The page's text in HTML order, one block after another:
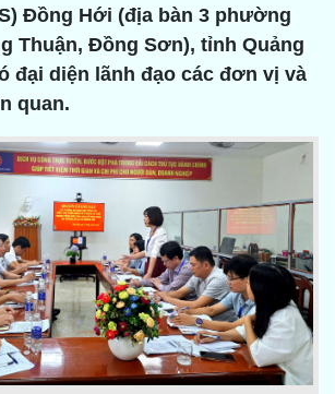
Đồng Hới (địa bàn 3 phường
Thuận, Đồng Sơn), tỉnh Quảng
đại diện lãnh đạo các đơn vị và
quan.